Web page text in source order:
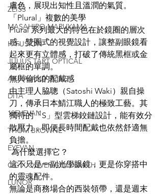
ZEISS
MASAHIRO MARUYAMA
H-FUSION
JULIUS TART OPTICAL
AKIRA AND SONS
DITA
10EYEVAN
THOM BROWNE
EYEVAN
OG X OLIVER GOLDSMITH
LUNOR
膚色，展現出知性且溫潤的氣質。
「Plural」複數的美學
Plural 系列最大的特色在於鏡圈的層次
感。雙圈式的視覺設計，讓整副眼鏡看
起來更有立體感，打破了傳統黑框或金
屬框的單調。
無與倫比的配戴感
由主理人脇聰（Satoshi Waki）親自操
刀，傳承日本鯖江職人的極致工藝。其
獨特的「S」型雲梯鉸鏈設計，能有效分
散壓力，即便長時間配戴也依然舒適無
負擔。
為什麼選擇它？
這不只是一副光學眼鏡，更是你穿搭中
的靈魂配件。
無論是商務場合的西裝領帶，還是週末